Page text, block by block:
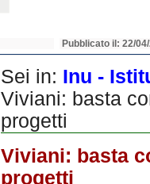
Pubblicato il: 22/
Sei in: Inu -
Viviani: basta
progetti
Viviani: basta
progetti